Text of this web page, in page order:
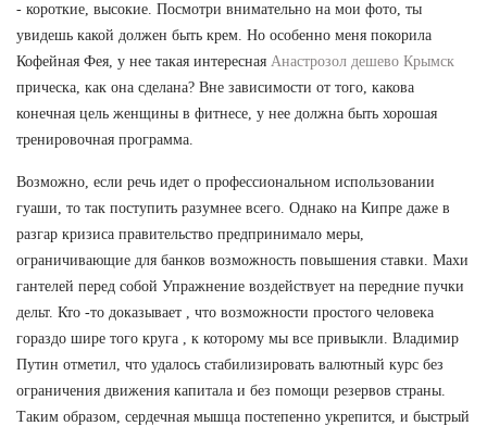
- короткие, высокие. Посмотри внимательно на мои фото, ты
увидешь какой должен быть крем. Но особенно меня покорила
Кофейная Фея, у нее такая интересная Анастрозол дешево Крымск
прическа, как она сделана? Вне зависимости от того, какова
конечная цель женщины в фитнесе, у нее должна быть хорошая
тренировочная программа.
Возможно, если речь идет о профессиональном использовании
гуаши, то так поступить разумнее всего. Однако на Кипре даже в
разгар кризиса правительство предпринимало меры,
ограничивающие для банков возможность повышения ставки. Махи
гантелей перед собой Упражнение воздействует на передние пучки
дельт. Кто -то доказывает , что возможности простого человека
гораздо шире того круга , к которому мы все привыкли. Владимир
Путин отметил, что удалось стабилизировать валютный курс без
ограничения движения капитала и без помощи резервов страны.
Таким образом, сердечная мышца постепенно укрепится, и быстрый